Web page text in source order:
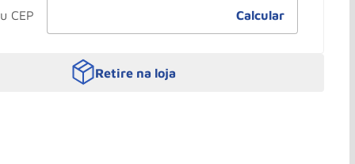
Retire na loja